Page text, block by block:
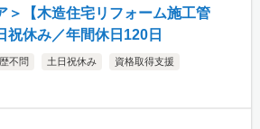
＞【木造住宅リフォーム施工管
祝休み／年間休日120日
不問 土日祝休み 資格取得支援